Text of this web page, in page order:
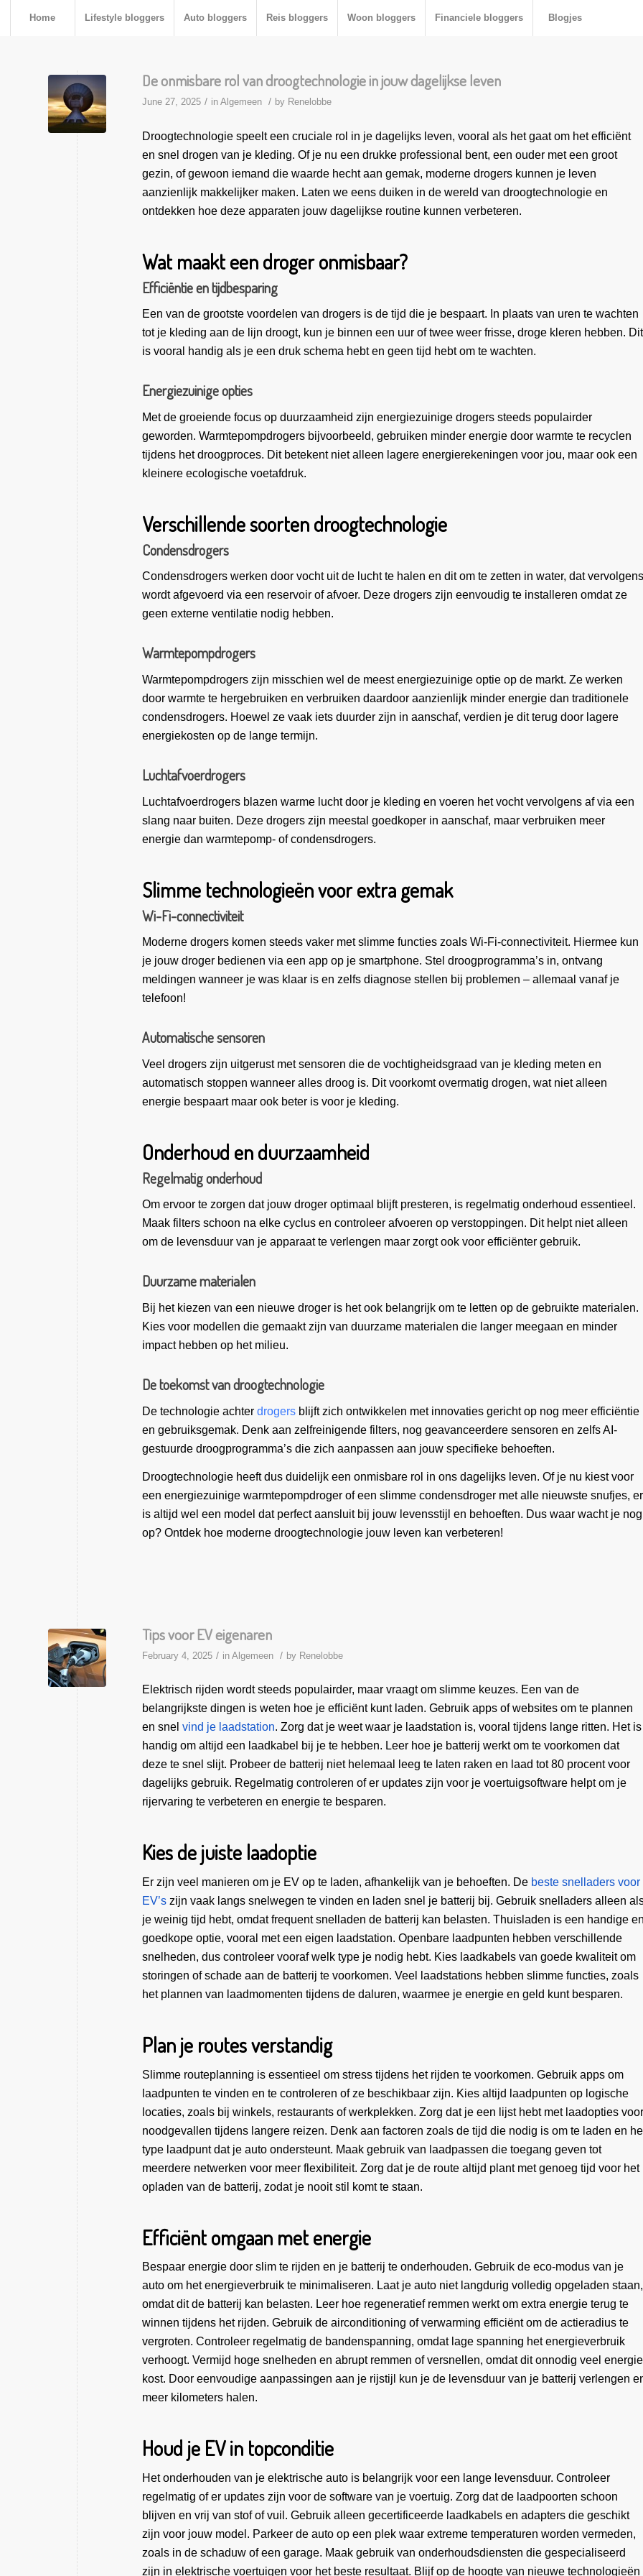
Home Lifestyle bloggers Auto bloggers Reis bloggers Woon bloggers Financiele bloggers Blogjes
De onmisbare rol van droogtechnologie in jouw dagelijkse leven
June 27, 2025 / in Algemeen / by Renelobbe
Droogtechnologie speelt een cruciale rol in je dagelijks leven, vooral als het gaat om het efficiënt
en snel drogen van je kleding. Of je nu een drukke professional bent, een ouder met een groot
gezin, of gewoon iemand die waarde hecht aan gemak, moderne drogers kunnen je leven
aanzienlijk makkelijker maken. Laten we eens duiken in de wereld van droogtechnologie en
ontdekken hoe deze apparaten jouw dagelijkse routine kunnen verbeteren.
Wat maakt een droger onmisbaar?
Efficiëntie en tijdbesparing
Een van de grootste voordelen van drogers is de tijd die je bespaart. In plaats van uren te wachten
tot je kleding aan de lijn droogt, kun je binnen een uur of twee weer frisse, droge kleren hebben. Dit
is vooral handig als je een druk schema hebt en geen tijd hebt om te wachten.
Energiezuinige opties
Met de groeiende focus op duurzaamheid zijn energiezuinige drogers steeds populairder
geworden. Warmtepompdrogers bijvoorbeeld, gebruiken minder energie door warmte te recyclen
tijdens het droogproces. Dit betekent niet alleen lagere energierekeningen voor jou, maar ook een
kleinere ecologische voetafdruk.
Verschillende soorten droogtechnologie
Condensdrogers
Condensdrogers werken door vocht uit de lucht te halen en dit om te zetten in water, dat vervolgens
wordt afgevoerd via een reservoir of afvoer. Deze drogers zijn eenvoudig te installeren omdat ze
geen externe ventilatie nodig hebben.
Warmtepompdrogers
Warmtepompdrogers zijn misschien wel de meest energiezuinige optie op de markt. Ze werken
door warmte te hergebruiken en verbruiken daardoor aanzienlijk minder energie dan traditionele
condensdrogers. Hoewel ze vaak iets duurder zijn in aanschaf, verdien je dit terug door lagere
energiekosten op de lange termijn.
Luchtafvoerdrogers
Luchtafvoerdrogers blazen warme lucht door je kleding en voeren het vocht vervolgens af via een
slang naar buiten. Deze drogers zijn meestal goedkoper in aanschaf, maar verbruiken meer
energie dan warmtepomp- of condensdrogers.
Slimme technologieën voor extra gemak
Wi-Fi-connectiviteit
Moderne drogers komen steeds vaker met slimme functies zoals Wi-Fi-connectiviteit. Hiermee kun
je jouw droger bedienen via een app op je smartphone. Stel droogprogramma’s in, ontvang
meldingen wanneer je was klaar is en zelfs diagnose stellen bij problemen – allemaal vanaf je
telefoon!
Automatische sensoren
Veel drogers zijn uitgerust met sensoren die de vochtigheidsgraad van je kleding meten en
automatisch stoppen wanneer alles droog is. Dit voorkomt overmatig drogen, wat niet alleen
energie bespaart maar ook beter is voor je kleding.
Onderhoud en duurzaamheid
Regelmatig onderhoud
Om ervoor te zorgen dat jouw droger optimaal blijft presteren, is regelmatig onderhoud essentieel.
Maak filters schoon na elke cyclus en controleer afvoeren op verstoppingen. Dit helpt niet alleen
om de levensduur van je apparaat te verlengen maar zorgt ook voor efficiënter gebruik.
Duurzame materialen
Bij het kiezen van een nieuwe droger is het ook belangrijk om te letten op de gebruikte materialen.
Kies voor modellen die gemaakt zijn van duurzame materialen die langer meegaan en minder
impact hebben op het milieu.
De toekomst van droogtechnologie
De technologie achter drogers blijft zich ontwikkelen met innovaties gericht op nog meer efficiëntie
en gebruiksgemak. Denk aan zelfreinigende filters, nog geavanceerdere sensoren en zelfs AI-
gestuurde droogprogramma’s die zich aanpassen aan jouw specifieke behoeften.
Droogtechnologie heeft dus duidelijk een onmisbare rol in ons dagelijks leven. Of je nu kiest voor
een energiezuinige warmtepompdroger of een slimme condensdroger met alle nieuwste snufjes, er
is altijd wel een model dat perfect aansluit bij jouw levensstijl en behoeften. Dus waar wacht je nog
op? Ontdek hoe moderne droogtechnologie jouw leven kan verbeteren!
Tips voor EV eigenaren
February 4, 2025 / in Algemeen / by Renelobbe
Elektrisch rijden wordt steeds populairder, maar vraagt om slimme keuzes. Een van de
belangrijkste dingen is weten hoe je efficiënt kunt laden. Gebruik apps of websites om te plannen
en snel vind je laadstation. Zorg dat je weet waar je laadstation is, vooral tijdens lange ritten. Het is
handig om altijd een laadkabel bij je te hebben. Leer hoe je batterij werkt om te voorkomen dat
deze te snel slijt. Probeer de batterij niet helemaal leeg te laten raken en laad tot 80 procent voor
dagelijks gebruik. Regelmatig controleren of er updates zijn voor je voertuigsoftware helpt om je
rijervaring te verbeteren en energie te besparen.
Kies de juiste laadoptie
Er zijn veel manieren om je EV op te laden, afhankelijk van je behoeften. De beste snelladers voor
EV’s zijn vaak langs snelwegen te vinden en laden snel je batterij bij. Gebruik snelladers alleen
je weinig tijd hebt, omdat frequent snelladen de batterij kan belasten. Thuisladen is een handige
goedkope optie, vooral met een eigen laadstation. Openbare laadpunten hebben verschillende
snelheden, dus controleer vooraf welk type je nodig hebt. Kies laadkabels van goede kwaliteit om
storingen of schade aan de batterij te voorkomen. Veel laadstations hebben slimme functies, zoals
het plannen van laadmomenten tijdens de daluren, waarmee je energie en geld kunt besparen.
Plan je routes verstandig
Slimme routeplanning is essentieel om stress tijdens het rijden te voorkomen. Gebruik apps om
laadpunten te vinden en te controleren of ze beschikbaar zijn. Kies altijd laadpunten op logische
locaties, zoals bij winkels, restaurants of werkplekken. Zorg dat je een lijst hebt met laadopties voor
noodgevallen tijdens langere reizen. Denk aan factoren zoals de tijd die nodig is om te laden en
type laadpunt dat je auto ondersteunt. Maak gebruik van laadpassen die toegang geven tot
meerdere netwerken voor meer flexibiliteit. Zorg dat je de route altijd plant met genoeg tijd voor het
opladen van de batterij, zodat je nooit stil komt te staan.
Efficiënt omgaan met energie
Bespaar energie door slim te rijden en je batterij te onderhouden. Gebruik de eco-modus van je
auto om het energieverbruik te minimaliseren. Laat je auto niet langdurig volledig opgeladen staan,
omdat dit de batterij kan belasten. Leer hoe regeneratief remmen werkt om extra energie terug te
winnen tijdens het rijden. Gebruik de airconditioning of verwarming efficiënt om de actieradius te
vergroten. Controleer regelmatig de bandenspanning, omdat lage spanning het energieverbruik
verhoogt. Vermijd hoge snelheden en abrupt remmen of versnellen, omdat dit onnodig veel energie
kost. Door eenvoudige aanpassingen aan je rijstijl kun je de levensduur van je batterij verlengen
meer kilometers halen.
Houd je EV in topconditie
Het onderhouden van je elektrische auto is belangrijk voor een lange levensduur. Controleer
regelmatig of er updates zijn voor de software van je voertuig. Zorg dat de laadpoorten schoon
blijven en vrij van stof of vuil. Gebruik alleen gecertificeerde laadkabels en adapters die geschikt
zijn voor jouw model. Parkeer de auto op een plek waar extreme temperaturen worden vermeden,
zoals in de schaduw of een garage. Maak gebruik van onderhoudsdiensten die gespecialiseerd
zijn in elektrische voertuigen voor het beste resultaat. Blijf op de hoogte van nieuwe technologieën